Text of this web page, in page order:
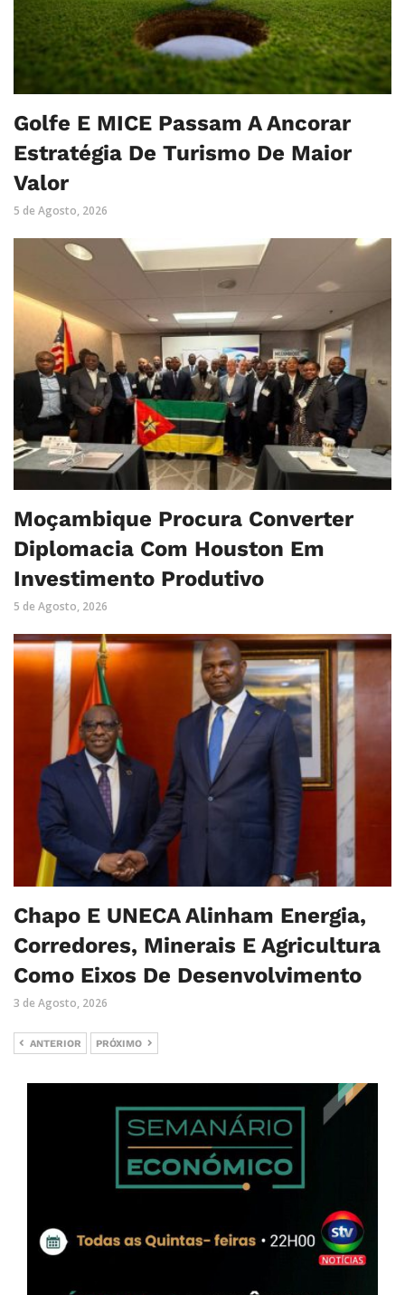
Golfe E MICE Passam A Ancorar
Estratégia De Turismo De Maior
Valor
5 de Agosto, 2026
Moçambique Procura Converter
Diplomacia Com Houston Em
Investimento Produtivo
5 de Agosto, 2026
Chapo E UNECA Alinham Energia,
Corredores, Minerais E Agricultura
Como Eixos De Desenvolvimento
3 de Agosto, 2026
ANTERIOR PRÓXIMO